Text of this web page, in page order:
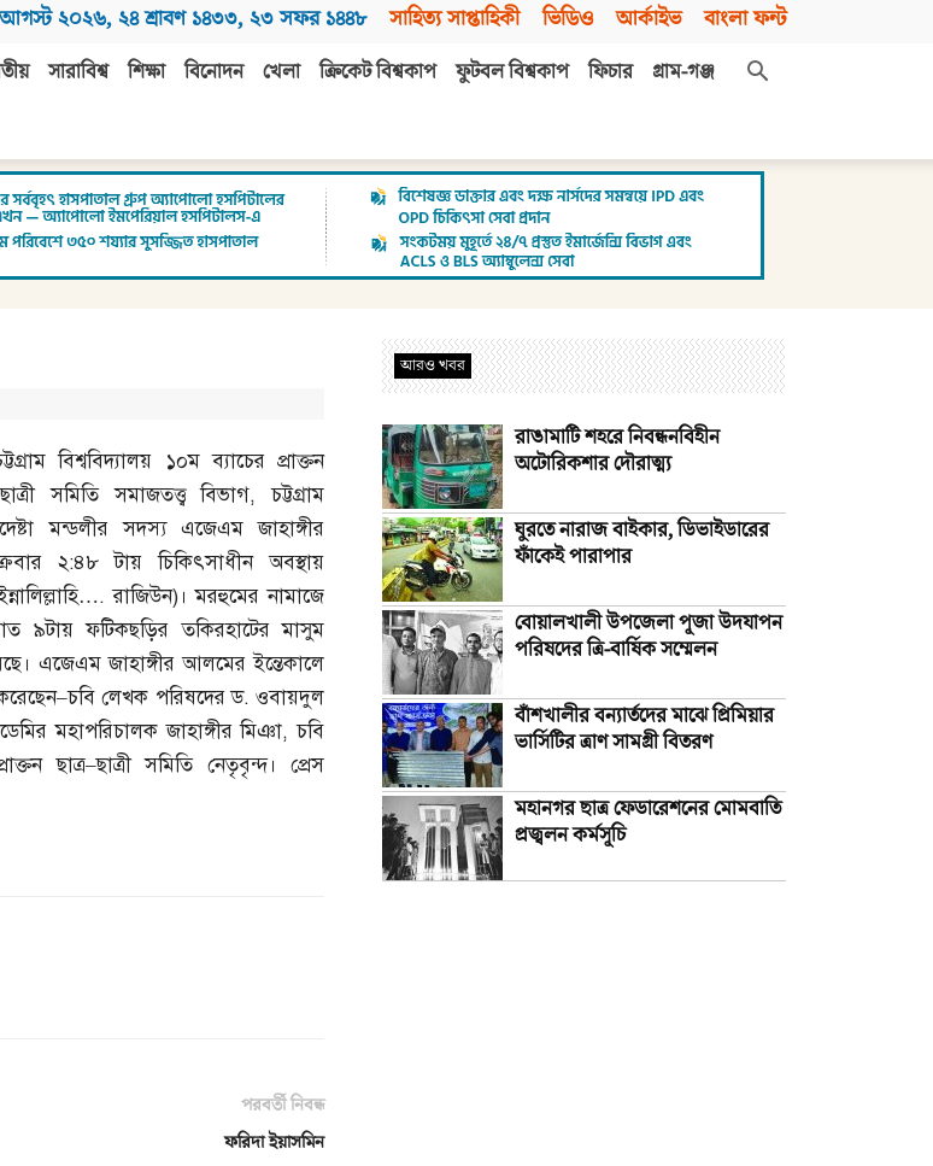
২০২৬, ২৪ শ্রাবণ ১৪৩৩, ২৩ সফর ১৪৪৮ সাহিত্য সাপ্তাহিকী ভিডিও আর্কাইভ বাংলা ফন্ট
সারাবিশ্ব শিক্ষা বিনোদন খেলা ক্রিকেট বিশ্বকাপ ফুটবল বিশ্বকাপ ফিচার
গ্রাম-গঞ্জ
বিশ্ববিদ্যালয় ১০ম ব্যাচের প্রাক্তন
ছাত্রী সমিতি সমাজতত্ত্ব বিভাগ,চট্টগ্রাম
মন্ডলীর সদস্য এজেএম জাহাঙ্গীর
২:৪৮ টায় চিকিৎসাধীন অবস্থায়
….রাজিউন)। মরহুমের নামাজে
৯টায় ফটিকছড়ির তকিরহাটের মাসুম
এজেএম জাহাঙ্গীর আলমের ইন্তেকালে
–চবি লেখক পরিষদের ড.ওবায়দুল
মহাপরিচালক জাহাঙ্গীর মিঞা,চবি
ছাত্র–ছাত্রী সমিতি নেতৃবৃন্দ। প্রেস
পরবর্তী নিবন্ধ
ফরিদা ইয়াসমিন
আরও খবর
রাঙামাটি শহরে নিবন্ধনবিহীন
অটোরিকশার দৌরাত্ম্য
ঘুরতে নারাজ বাইকার, ডিভাইডারের
ফাঁকেই পারাপার
বোয়ালখালী উপজেলা পূজা উদযাপন
পরিষদের ত্রি-বার্ষিক সম্মেলন
বাঁশখালীর বন্যার্তদের মাঝে প্রিমিয়ার
ভার্সিটির ত্রাণ সামগ্রী বিতরণ
মহানগর ছাত্র ফেডারেশনের মোমবাতি
প্রজ্বলন কর্মসূচি